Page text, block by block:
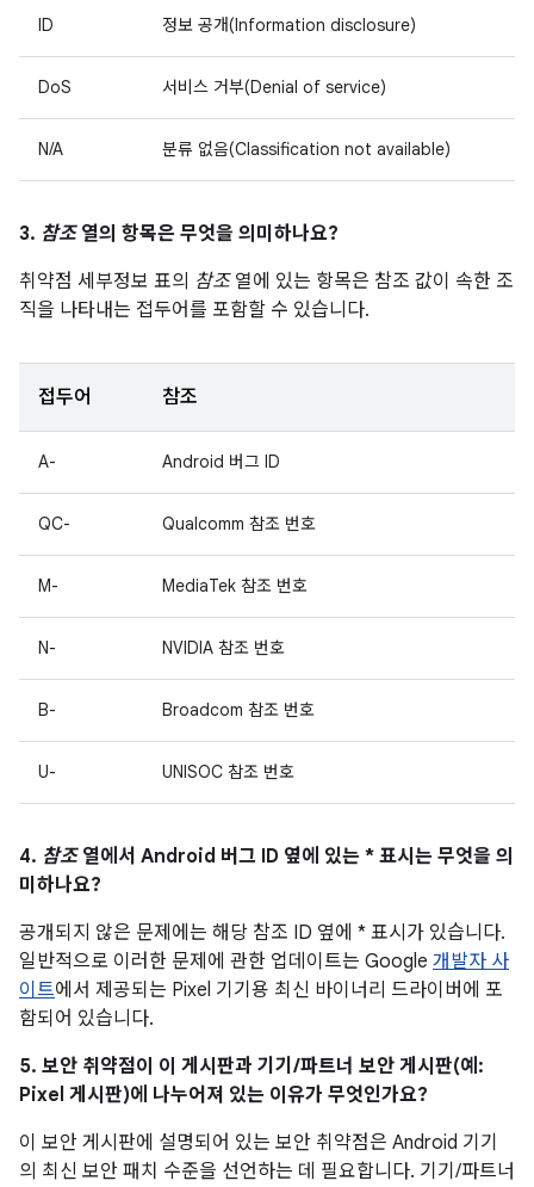
ID 정보 공개(Information disclosure)
DoS 서비스 거부(Denial of service)
N/A 분류 없음(Classification not available)
3. 참조열의 항목은 무엇을 의미하나요?
취약점 세부정보 표의 참조열에 있는 항목은 참조 값이 속한 조
직을 나타내는 접두어를 포함할 수 있습니다.
접두어 참조
A- Android 버그 ID
QC- Qualcomm 참조 번호
M- MediaTek 참조 번호
N- NVIDIA 참조 번호
B- Broadcom 참조 번호
U- UNISOC 참조 번호
4. 참조열에서 Android 버그 ID 옆에 있는 * 표시는 무엇을 의
미하나요?
공개되지 않은 문제에는 해당 참조 ID 옆에 * 표시가 있습니다.
일반적으로 이러한 문제에 관한 업데이트는 Google 개발자 사
이트에서 제공되는 Pixel 기기용 최신 바이너리 드라이버에 포
함되어 있습니다.
5. 보안 취약점이 이 게시판과 기기/파트너 보안 게시판(예:
Pixel 게시판)에 나누어져 있는 이유가 무엇인가요?
이 보안 게시판에 설명되어 있는 보안 취약점은 Android 기기
의 최신 보안 패치 수준을 선언하는 데 필요합니다. 기기/파트너